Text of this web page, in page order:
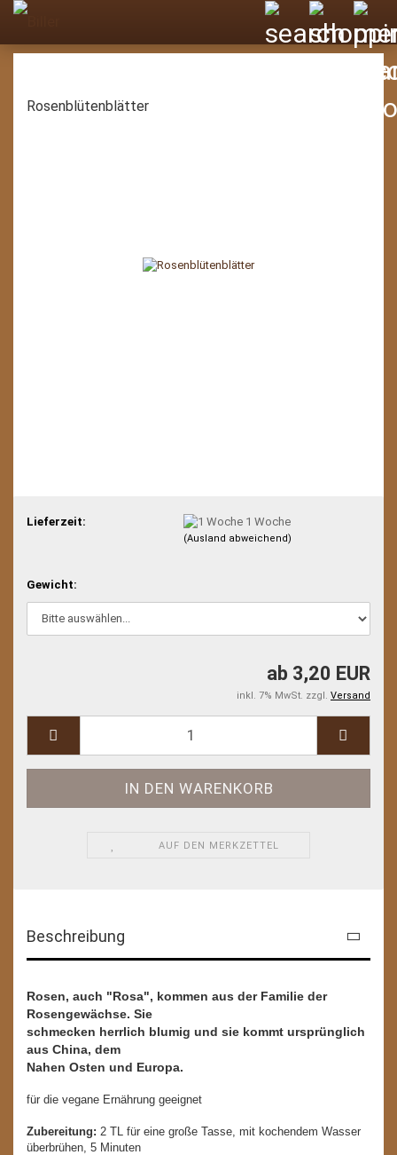
Rosenblütenblätter
Lieferzeit: 1 Woche
(Ausland abweichend)
Gewicht:
ab 3,20 EUR
inkl. 7% MwSt. zzgl. Versand
AUF DEN MERKZETTEL
Beschreibung
Rosen, auch "Rosa", kommen aus der Familie der
Rosengewächse. Sie
schmecken herrlich blumig und sie kommt ursprünglich
aus China, dem
Nahen Osten und Europa.
für die vegane Ernährung geeignet
Zubereitung: 2 TL für eine große Tasse, mit kochendem Wasser
überbrühen, 5 Minuten